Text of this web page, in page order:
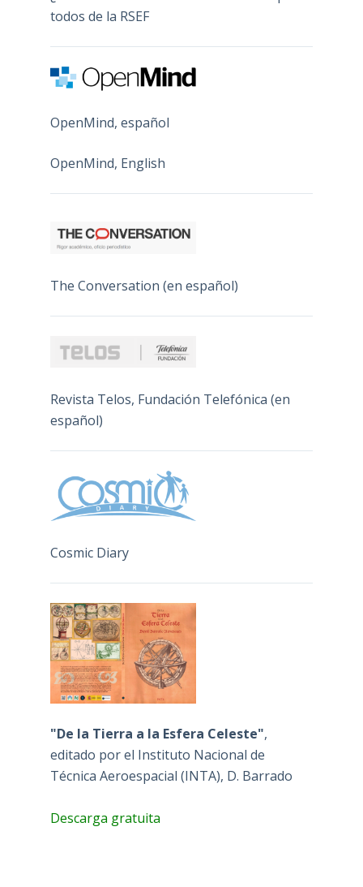
todos de la RSEF
OpenMind, español
OpenMind, English
The Conversation (en español)
Revista Telos, Fundación Telefónica (en
español)
Cosmic Diary
"De la Tierra a la Esfera Celeste",
editado por el Instituto Nacional de
Técnica Aeroespacial (INTA), D. Barrado
Descarga gratuita